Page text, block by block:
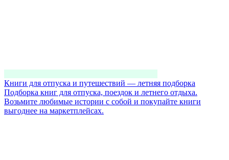
Книги для отпуска и путешествий — летняя подборка
Подборка книг для отпуска, поездок и летнего отдыха.
Возьмите любимые истории с собой и покупайте книги
выгоднее на маркетплейсах.